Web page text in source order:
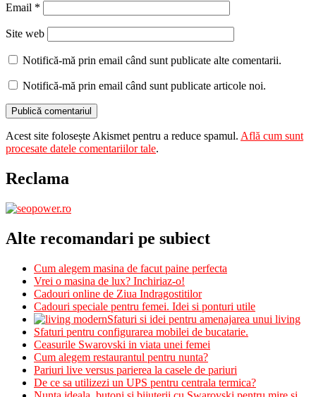
Email *
Site web
Notifică-mă prin email când sunt publicate alte comentarii.
Notifică-mă prin email când sunt publicate articole noi.
Acest site folosește Akismet pentru a reduce spamul. Află cum sunt
procesate datele comentariilor tale.
Reclama
Alte recomandari pe subiect
Cum alegem masina de facut paine perfecta
Vrei o masina de lux? Inchiriaz-o!
Cadouri online de Ziua Indragostitilor
Cadouri speciale pentru femei. Idei si ponturi utile
Sfaturi si idei pentru amenajarea unui living
Sfaturi pentru configurarea mobilei de bucatarie.
Ceasurile Swarovski in viata unei femei
Cum alegem restaurantul pentru nunta?
Pariuri live versus parierea la casele de pariuri
De ce sa utilizezi un UPS pentru centrala termica?